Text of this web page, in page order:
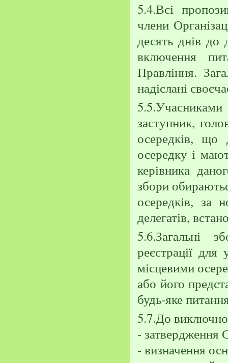
5.4.Всі
члени
десять днів до
включення
Правління.
надіслані
5.5.Учасниками
заступник,
осередків, що
осередку і
керівника
збори
осередків, за
делегатів,
5.6.Загальні
реєстрації
місцевими
або його
будь-яке
5.7.До
- затвердження
- визначення